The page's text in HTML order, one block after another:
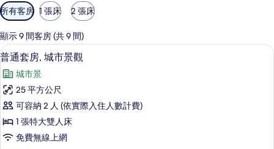
可
用
的
客
房
篩
選
條
所有客房 1 張床 2 張床
顯示 9 間客房 (共 9 間)
顯
示
普
通
套
房,
普通套房, 城市景觀 | 舒適加層、迷你
7
普通套房, 城市景觀
城市景
25 平方公尺
可容納 2 人 (依實際入住人數計費)
1 張特大雙人床
免費無線上網